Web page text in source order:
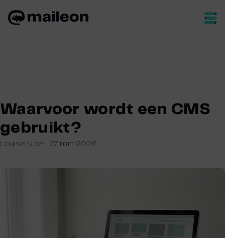
Waarvoor wordt een CMS
gebruikt?
Louise Noel · 27 mrt 2026